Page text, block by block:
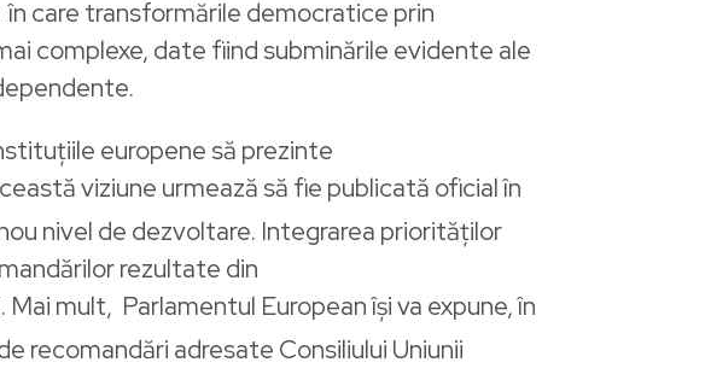
care transformările democratice prin
complexe, date fiind subminările evidente ale
europene să prezinte
viziune urmează să fie publicată oficial în
nivel de dezvoltare. Integrarea priorităților
rezultate din
mult, Parlamentul European își va expune, în
recomandări adresate Consiliului Uniunii